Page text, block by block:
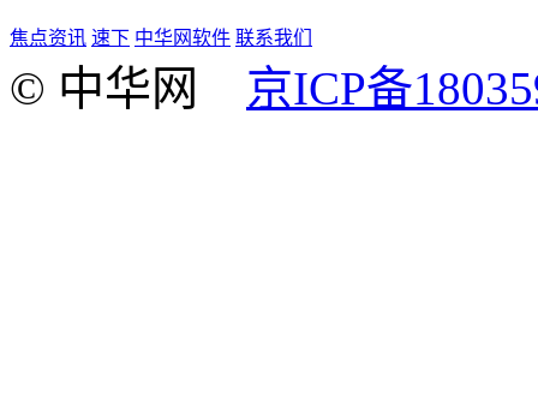
焦点资讯 速下 中华网软件 联系我们
© 中华网 京ICP备